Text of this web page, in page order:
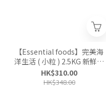
【Essential foods】完美海
洋生活 ( 小粒 ) 2.5KG 新鮮三
文魚鱒魚無穀物全天然|成年
狗糧
HK$310.00
HK$348.00